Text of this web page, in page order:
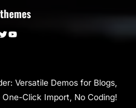
Twitter YouTube
Versatile Demos for Blogs,
Click Import, No Coding!